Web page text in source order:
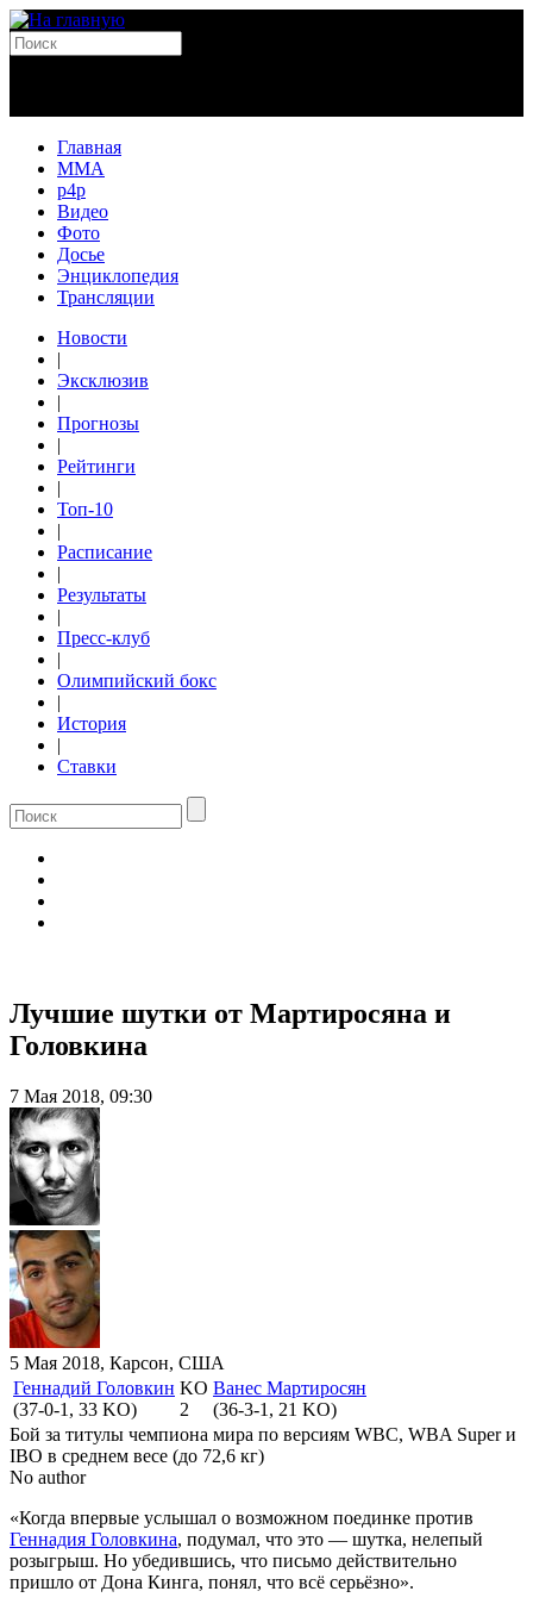
Главная
MMA
p4p
Видео
Фото
Досье
Энциклопедия
Трансляции
Новости
|
Эксклюзив
|
Прогнозы
|
Рейтинги
|
Топ-10
|
Расписание
|
Результаты
|
Пресс-клуб
|
Олимпийский бокс
|
История
|
Ставки
Лучшие шутки от Мартиросяна и
Головкина
7 Мая 2018, 09:30
5 Мая 2018, Карсон, США
Геннадий Головкин
(37-0-1, 33 KO)
KO
2
Ванес Мартиросян
(36-3-1, 21 KO)
Бой за титулы чемпиона мира по версиям WBC, WBA Super и
IBO в среднем весе (до 72,6 кг)
No author
«Когда впервые услышал о возможном поединке против
Геннадия Головкина, подумал, что это — шутка, нелепый
розыгрыш. Но убедившись, что письмо действительно
пришло от Дона Кинга, понял, что всё серьёзно».